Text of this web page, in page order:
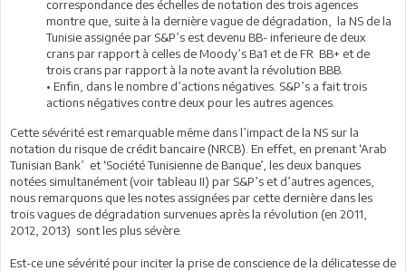
correspondance des échelles de notation des trois agences
montre que, suite à la dernière vague de dégradation, la NS de la
Tunisie assignée par S&P’s est devenu BB- inferieure de deux
crans par rapport à celles de Moody’s Ba1 et de FR BB+ et de
trois crans par rapport à la note avant la révolution BBB.
• Enfin, dans le nombre d’actions négatives. S&P’s a fait trois
actions négatives contre deux pour les autres agences.
Cette sévérité est remarquable même dans l’impact de la NS sur la
notation du risque de crédit bancaire (NRCB). En effet, en prenant ‘Arab
Tunisian Bank’ et ‘Société Tunisienne de Banque’, les deux banques
notées simultanément (voir tableau II) par S&P’s et d’autres agences,
nous remarquons que les notes assignées par cette dernière dans les
trois vagues de dégradation survenues après la révolution (en 2011,
2012, 2013) sont les plus sévère.
Est-ce une sévérité pour inciter la prise de conscience de la délicatesse de